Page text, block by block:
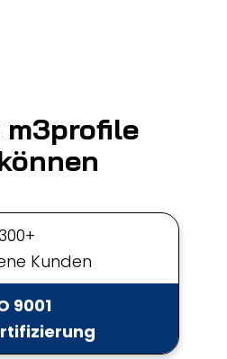
m3profile
300+
Kunden
9001